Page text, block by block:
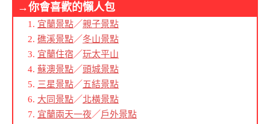
→你會喜歡的懶人包
宜蘭景點／親子景點
礁溪景點／冬山景點
宜蘭住宿／玩太平山
蘇澳景點／頭城景點
三星景點／五結景點
大同景點／北橫景點
宜蘭兩天一夜／戶外景點